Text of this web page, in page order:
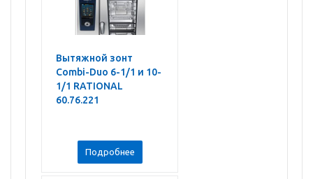
Вытяжной зонт
Combi-Duo 6-1/1 и 10-
1/1 RATIONAL
60.76.221
Подробнее